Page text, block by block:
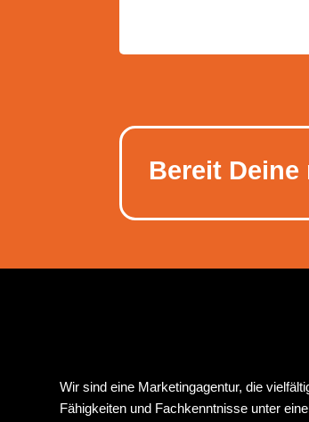
Bereit
Wir sind eine Marketingagentur, die
Fähigkeiten und Fachkenntnisse unter